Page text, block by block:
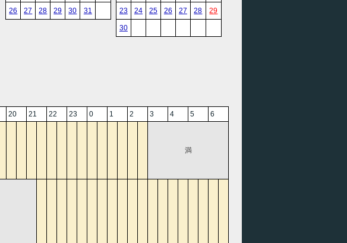
26 27 28 29 30 31 23 24 25 26 27 28 29
30
20 21 22 23 0 1 2 3 4 5 6
満